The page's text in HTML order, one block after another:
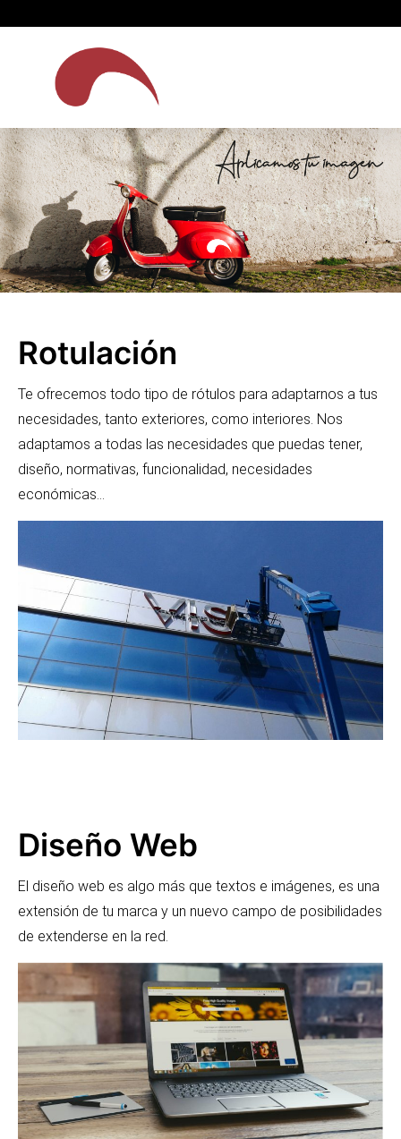
Rotulación
Te ofrecemos todo tipo de rótulos para adaptarnos a tus
necesidades, tanto exteriores, como interiores. Nos
adaptamos a todas las necesidades que puedas tener,
diseño, normativas, funcionalidad, necesidades
económicas…
Diseño Web
El diseño web es algo más que textos e imágenes, es una
extensión de tu marca y un nuevo campo de posibilidades
de extenderse en la red.